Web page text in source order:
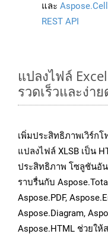
และ
REST API
แปลงไฟล์
รวดเร็วและง่าย
เพิ่มประสิทธิภาพเวิร์ก
แปลงไฟล์ XLSB เป็น
ประสิทธิภาพ โซลูชันอัน
ราบรื่นกับ
Aspose.PDF,
Aspose.Diagram,
Aspose.HTML ช่วยใ